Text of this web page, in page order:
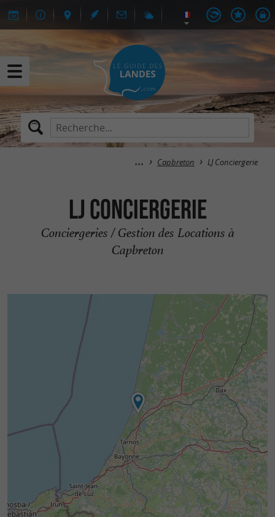
Capbreton LJ Conciergerie
LJ Conciergerie
Conciergeries / Gestion des Locations à
Capbreton